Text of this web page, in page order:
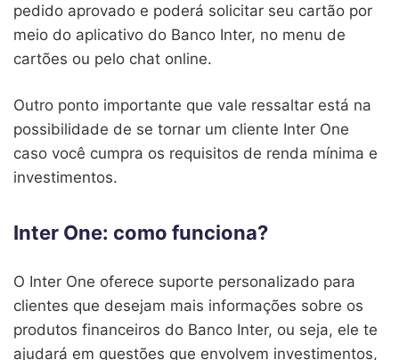
pedido aprovado e poderá solicitar seu cartão por
meio do aplicativo do Banco Inter, no menu de
cartões ou pelo chat online.
Outro ponto importante que vale ressaltar está na
possibilidade de se tornar um cliente Inter One
caso você cumpra os requisitos de renda mínima e
investimentos.
Inter One: como funciona?
O Inter One oferece suporte personalizado para
clientes que desejam mais informações sobre os
produtos financeiros do Banco Inter, ou seja, ele te
ajudará em questões que envolvem investimentos,